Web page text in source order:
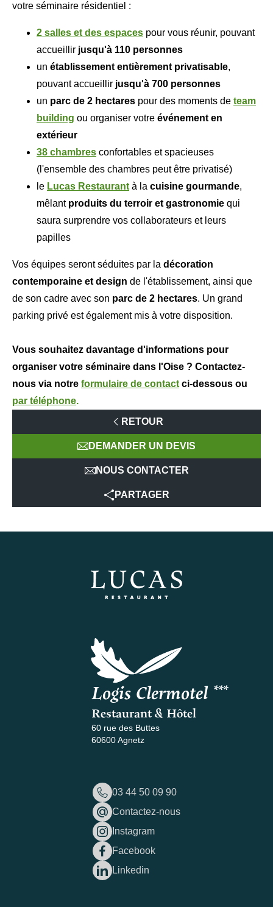
votre séminaire résidentiel :
2 salles et des espaces pour vous réunir, pouvant
accueillir jusqu'à 110 personnes
un établissement entièrement privatisable,
pouvant accueillir jusqu'à 700 personnes
un parc de 2 hectares pour des moments de team
building ou organiser votre événement en
extérieur
38 chambres confortables et spacieuses
(l'ensemble des chambres peut être privatisé)
le Lucas Restaurant à la cuisine gourmande,
mêlantproduits du terroir et gastronomie qui
saura surprendre vos collaborateurs et leurs
papilles
Vos équipes seront séduites par la décoration
contemporaine et design de l'établissement, ainsi que
de son cadre avec son parc de 2 hectares. Un grand
parking privé est également mis à votre disposition.
Vous souhaitez davantage d'informations pour
organiser votre séminaire dans l'Oise ? Contactez-
nous via notre formulaire de contact ci-dessous ou
par téléphone.
RETOUR
DEMANDER UN DEVIS
NOUS CONTACTER
PARTAGER
Logis Clermotel ***
Restaurant & Hôtel
60 rue des Buttes
60600 Agnetz
03 44 50 09 90
Contactez-nous
Instagram
Facebook
Linkedin